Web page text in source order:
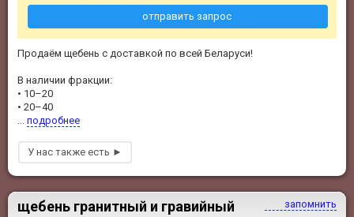
Продаём щебень с доставкой по всей Беларуси!
В наличии фракции:
• 10–20
• 20–40
... подробнее
отправить запрос
запомнить
щебень гранитный и гравийный